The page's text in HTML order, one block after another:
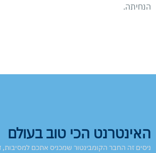
הנחיתה.
האינטרנט הכי טוב בעולם
ניסים זה החבר הקומבינטור שמכניס אתכם למסיבות,